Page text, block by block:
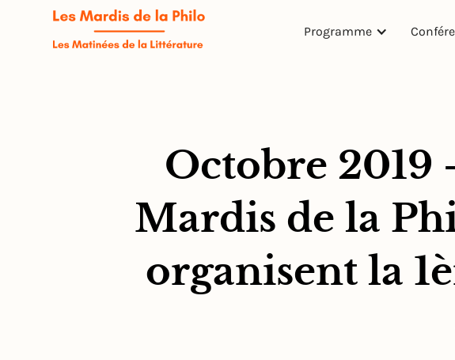
Programme
Octobre 2019
Mardis de la
organisent la